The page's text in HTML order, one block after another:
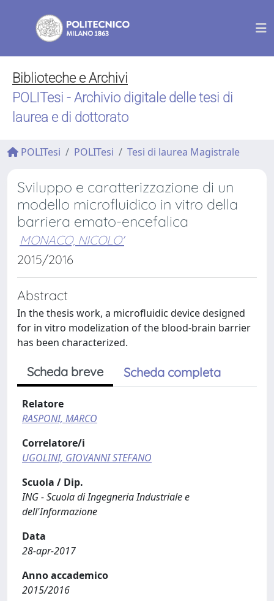
Biblioteche e Archivi
POLITesi - Archivio digitale delle tesi di
laurea e di dottorato
POLITesi POLITesi Tesi di laurea Magistrale
Sviluppo e caratterizzazione di un
modello microfluidico in vitro della
barriera emato-encefalica
MONACO, NICOLO'
2015/2016
Abstract
In the thesis work, a microfluidic device designed
for in vitro modelization of the blood-brain barrier
has been characterized.
Scheda breve Scheda completa
Relatore
RASPONI, MARCO
Correlatore/i
UGOLINI, GIOVANNI STEFANO
Scuola / Dip.
ING - Scuola di Ingegneria Industriale e
dell'Informazione
Data
28-apr-2017
Anno accademico
2015/2016